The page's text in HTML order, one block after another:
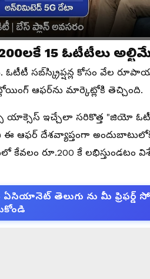
15 ఓటీటీలు
సబ్‌స్క్రిప్షన్ల కోసం వేల
ఆఫర్‌ను మార్కెట్లోకి తెచ్చింది.
యాక్సెస్ ఇచ్చేలా సరికొత్త "జియో
ఈ ఆఫర్ దేశవ్యాప్తంగా
కేవలం రూ.200 కే లభిస్తుండటం
తెలుగు ను మీ ఫ్రిఫర్డ్